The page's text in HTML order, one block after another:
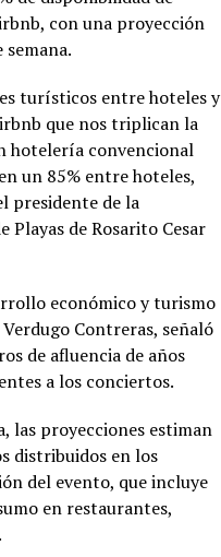
con una proyección
turísticos entre hoteles y
que nos triplican la
hotelería convencional
un 85% entre hoteles,
presidente de la
Playas de Rosarito Cesar
económico y turismo
Contreras, señaló
de afluencia de años
a los conciertos.
las proyecciones estiman
distribuidos en los
del evento, que incluye
en restaurantes,